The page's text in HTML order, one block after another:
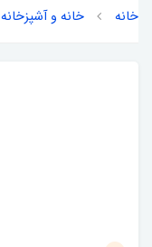
خانه خانه و آشپزخانه